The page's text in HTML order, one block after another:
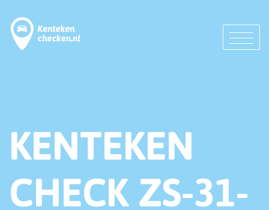
KENTEKEN
CHECK ZS-31-